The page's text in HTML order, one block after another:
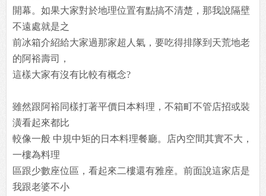
開幕。如果大家對於地理位置有點搞不清楚，那我說隔壁
不遠處就是之
前冰箱介紹給大家過那家超人氣，要吃得排隊到天荒地老
的阿裕壽司，
這樣大家有沒有比較有概念?
雖然跟阿裕同樣打著平價日本料理，不箱町不管店招或裝
潢看起來都比
較像一般 中規中矩的日本料理餐廳。店內空間其實不大，
一樓為料理
區跟少數座位區，看起來二樓還有雅座。前面說這家店是
我跟老婆不小